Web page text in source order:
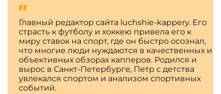
Главный редактор сайта luchshie-kappery. Его
страсть к футболу и хоккею привела его к
миру ставок на спорт, где он быстро осознал,
что многие люди нуждаются в качественных и
объективных обзорах капперов. Родился и
вырос в Санкт-Петербурге, Петр с детства
увлекался спортом и анализом спортивных
событий.